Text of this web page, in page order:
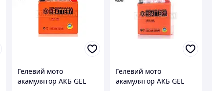
Гелевий мото
акамулятор АКБ GEL
Гелевий мото
акамулятор АКБ GEL